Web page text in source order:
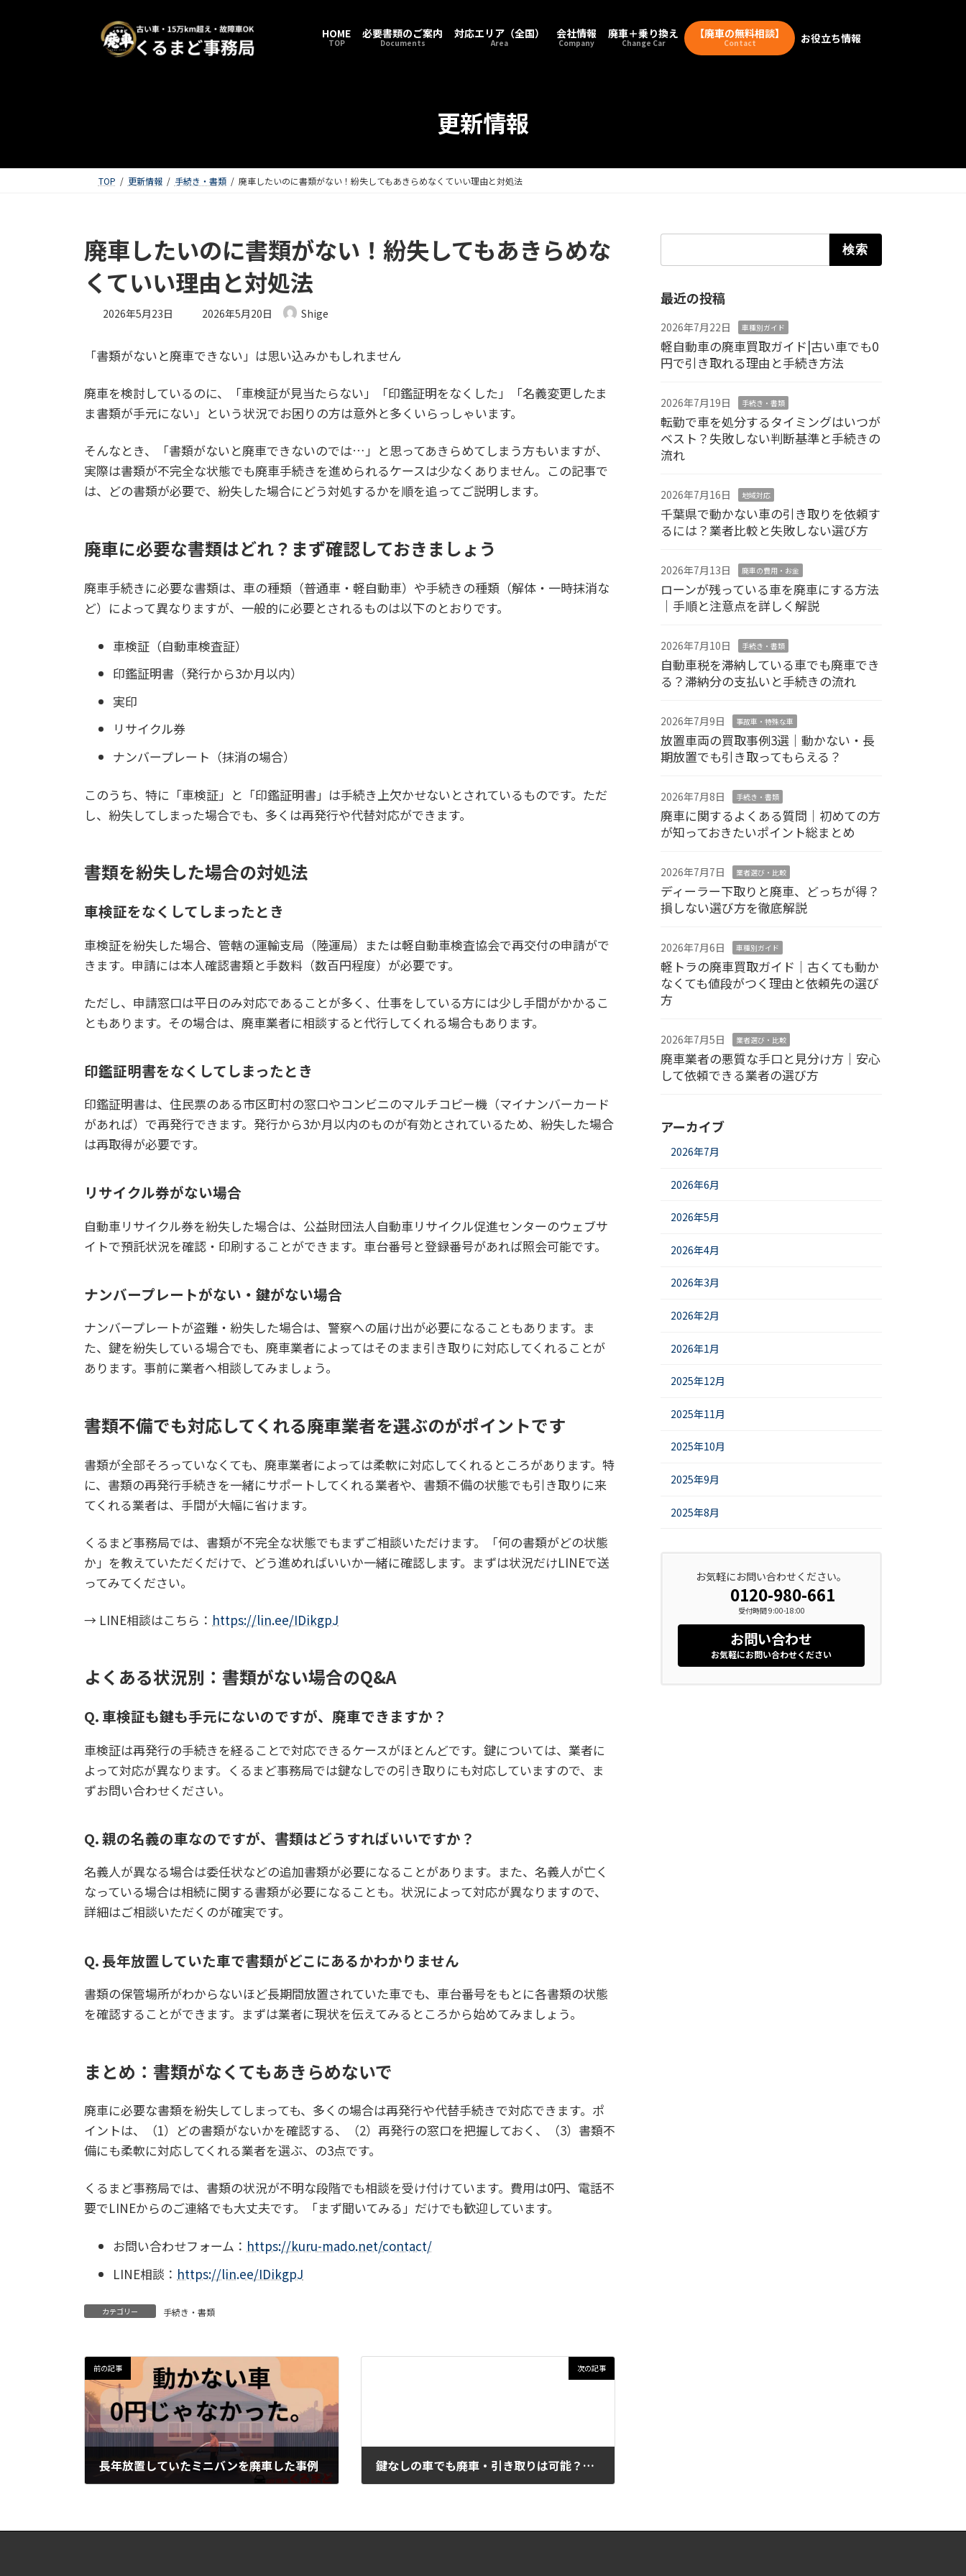
HOME
TOP
必要書類のご案内
Documents
対応エリア（全国）
Area
会社情報
Company
廃車＋乗り換え
Change Car
【廃車の無料相談】
Contact お役立ち情報
更新情報
TOP 更新情報 手続き・書類 廃車したいのに書類がない！紛失してもあきらめなくていい理由と対処法
廃車したいのに書類がない！紛失してもあきらめな
くていい理由と対処法
2026年5月23日 最終更新日時 :
2026年5月20日 Shige
「書類がないと廃車できない」は思い込みかもしれません
廃車を検討しているのに、「車検証が見当たらない」「印鑑証明をなくした」「名義変更したま
ま書類が手元にない」という状況でお困りの方は意外と多くいらっしゃいます。
そんなとき、「書類がないと廃車できないのでは…」と思ってあきらめてしまう方もいますが、
実際は書類が不完全な状態でも廃車手続きを進められるケースは少なくありません。この記事で
は、どの書類が必要で、紛失した場合にどう対処するかを順を追ってご説明します。
廃車に必要な書類はどれ？まず確認しておきましょう
廃車手続きに必要な書類は、車の種類（普通車・軽自動車）や手続きの種類（解体・一時抹消な
ど）によって異なりますが、一般的に必要とされるものは以下のとおりです。
車検証（自動車検査証）
印鑑証明書（発行から3か月以内）
実印
リサイクル券
ナンバープレート（抹消の場合）
このうち、特に「車検証」と「印鑑証明書」は手続き上欠かせないとされているものです。ただ
し、紛失してしまった場合でも、多くは再発行や代替対応ができます。
書類を紛失した場合の対処法
車検証をなくしてしまったとき
車検証を紛失した場合、管轄の運輸支局（陸運局）または軽自動車検査協会で再交付の申請がで
きます。申請には本人確認書類と手数料（数百円程度）が必要です。
ただし、申請窓口は平日のみ対応であることが多く、仕事をしている方には少し手間がかかるこ
ともあります。その場合は、廃車業者に相談すると代行してくれる場合もあります。
印鑑証明書をなくしてしまったとき
印鑑証明書は、住民票のある市区町村の窓口やコンビニのマルチコピー機（マイナンバーカード
があれば）で再発行できます。発行から3か月以内のものが有効とされているため、紛失した場合
は再取得が必要です。
リサイクル券がない場合
自動車リサイクル券を紛失した場合は、公益財団法人自動車リサイクル促進センターのウェブサ
イトで預託状況を確認・印刷することができます。車台番号と登録番号があれば照会可能です。
ナンバープレートがない・鍵がない場合
ナンバープレートが盗難・紛失した場合は、警察への届け出が必要になることもあります。ま
た、鍵を紛失している場合でも、廃車業者によってはそのまま引き取りに対応してくれることが
あります。事前に業者へ相談してみましょう。
書類不備でも対応してくれる廃車業者を選ぶのがポイントです
書類が全部そろっていなくても、廃車業者によっては柔軟に対応してくれるところがあります。特
に、書類の再発行手続きを一緒にサポートしてくれる業者や、書類不備の状態でも引き取りに来
てくれる業者は、手間が大幅に省けます。
くるまど事務局では、書類が不完全な状態でもまずご相談いただけます。「何の書類がどの状態
か」を教えていただくだけで、どう進めればいいか一緒に確認します。まずは状況だけLINEで送
ってみてください。
→ LINE相談はこちら： https://lin.ee/IDikgpJ
よくある状況別：書類がない場合のQ&A
Q. 車検証も鍵も手元にないのですが、廃車できますか？
車検証は再発行の手続きを経ることで対応できるケースがほとんどです。鍵については、業者に
よって対応が異なります。くるまど事務局では鍵なしでの引き取りにも対応していますので、ま
ずお問い合わせください。
Q. 親の名義の車なのですが、書類はどうすればいいですか？
名義人が異なる場合は委任状などの追加書類が必要になることがあります。また、名義人が亡く
なっている場合は相続に関する書類が必要になることも。状況によって対応が異なりますので、
詳細はご相談いただくのが確実です。
Q. 長年放置していた車で書類がどこにあるかわかりません
書類の保管場所がわからないほど長期間放置されていた車でも、車台番号をもとに各書類の状態
を確認することができます。まずは業者に現状を伝えてみるところから始めてみましょう。
まとめ：書類がなくてもあきらめないで
廃車に必要な書類を紛失してしまっても、多くの場合は再発行や代替手続きで対応できます。ポ
イントは、（1）どの書類がないかを確認する、（2）再発行の窓口を把握しておく、（3）書類不
備にも柔軟に対応してくれる業者を選ぶ、の3点です。
くるまど事務局では、書類の状況が不明な段階でも相談を受け付けています。費用は0円、電話不
要でLINEからのご連絡でも大丈夫です。「まず聞いてみる」だけでも歓迎しています。
お問い合わせフォーム： https://kuru-mado.net/contact/
LINE相談： https://lin.ee/IDikgpJ
カテゴリー 手続き・書類
前の記事
長年放置していたミニバンを廃車した事例
次の記事
鍵なしの車でも廃車・引き取りは可能？手続きの方法と費用を解説
最近の投稿
2026年7月22日 車種別ガイド
軽自動車の廃車買取ガイド|古い車でも0
円で引き取れる理由と手続き方法
2026年7月19日 手続き・書類
転勤で車を処分するタイミングはいつが
ベスト？失敗しない判断基準と手続きの
流れ
2026年7月16日 地域対応
千葉県で動かない車の引き取りを依頼す
るには？業者比較と失敗しない選び方
2026年7月13日 廃車の費用・お金
ローンが残っている車を廃車にする方法
｜手順と注意点を詳しく解説
2026年7月10日 手続き・書類
自動車税を滞納している車でも廃車でき
る？滞納分の支払いと手続きの流れ
2026年7月9日 事故車・特殊な車
放置車両の買取事例3選｜動かない・長
期放置でも引き取ってもらえる？
2026年7月8日 手続き・書類
廃車に関するよくある質問｜初めての方
が知っておきたいポイント総まとめ
2026年7月7日 業者選び・比較
ディーラー下取りと廃車、どっちが得？
損しない選び方を徹底解説
2026年7月6日 車種別ガイド
軽トラの廃車買取ガイド｜古くても動か
なくても値段がつく理由と依頼先の選び
方
2026年7月5日 業者選び・比較
廃車業者の悪質な手口と見分け方｜安心
して依頼できる業者の選び方
アーカイブ
2026年7月
2026年6月
2026年5月
2026年4月
2026年3月
2026年2月
2026年1月
2025年12月
2025年11月
2025年10月
2025年9月
2025年8月
お気軽にお問い合わせください。
0120-980-661
受付時間 9:00-18:00
お問い合わせ
お気軽にお問い合わせください